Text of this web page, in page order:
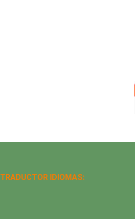
TRADUCTOR IDIOMAS: